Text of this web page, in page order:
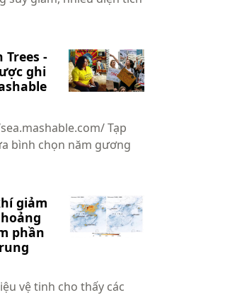
Trees -
ghi
Tạp
bình chọn năm gương
giảm
phần
vệ tinh cho thấy các